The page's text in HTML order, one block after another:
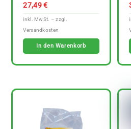
27,49€
In den Warenkorb